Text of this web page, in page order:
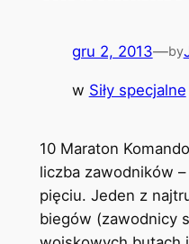
gru 2, 2013—by
w Siły specjalne
10 Maraton
liczba zawodników
pięciu. Jeden z
biegów (zawodnicy